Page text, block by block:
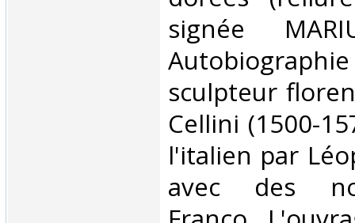
signée
sculpteur
Cellini (1500-
l'italien par
avec des